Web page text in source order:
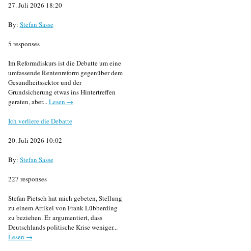
27. Juli 2026 18:20
By: Stefan Sasse
5 responses
Im Reformdiskurs ist die Debatte um eine
umfassende Rentenreform gegenüber dem
Gesundheitssektor und der
Grundsicherung etwas ins Hintertreffen
geraten, aber...Lesen →
Ich verliere die Debatte
20. Juli 2026 10:02
By: Stefan Sasse
227 responses
Stefan Pietsch hat mich gebeten, Stellung
zu einem Artikel von Frank Lübberding
zu beziehen. Er argumentiert, dass
Deutschlands politische Krise weniger...
Lesen →